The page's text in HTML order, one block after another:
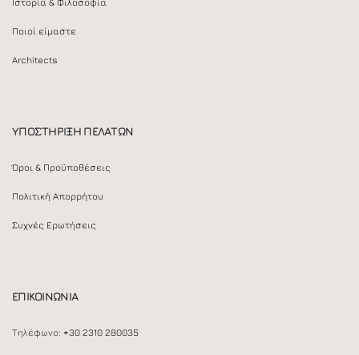
Ιστορία & Φιλοσοφία
Ποιοί είμαστε
Architects
ΥΠΟΣΤΗΡΙΞΗ ΠΕΛΑΤΩΝ
Όροι & Προϋποθέσεις
Πολιτική Απορρήτου
Συχνές Ερωτήσεις
ΕΠΙΚΟΙΝΩΝΙΑ
Τηλέφωνο: +30 2310 280035